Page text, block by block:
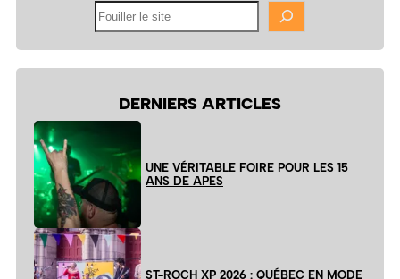
DERNIERS ARTICLES
UNE VÉRITABLE FOIRE POUR LES 15
ANS DE APES
ST-ROCH XP 2026 : QUÉBEC EN MODE